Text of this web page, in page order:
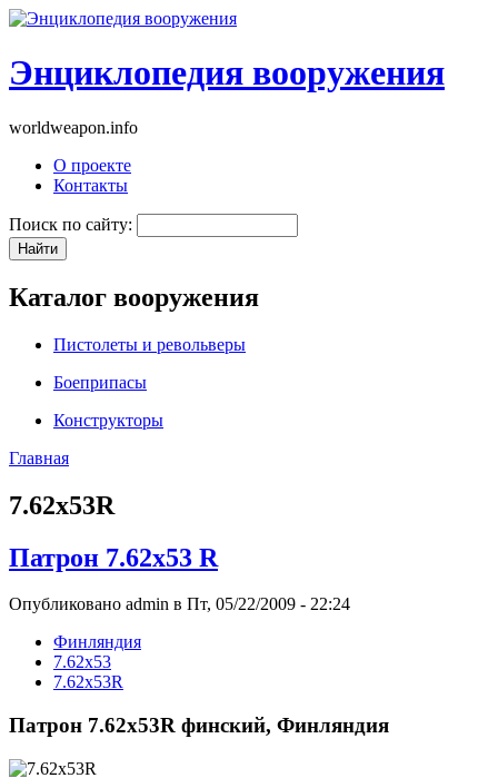
Энциклопедия вооружения
worldweapon.info
О проекте
Контакты
Поиск по сайту:
Каталог вооружения
Пистолеты и револьверы
Боеприпасы
Конструкторы
Главная
7.62х53R
Патрон 7.62x53 R
Опубликовано admin в Пт, 05/22/2009 - 22:24
Финляндия
7.62х53
7.62х53R
Патрон 7.62x53R финский, Финляндия